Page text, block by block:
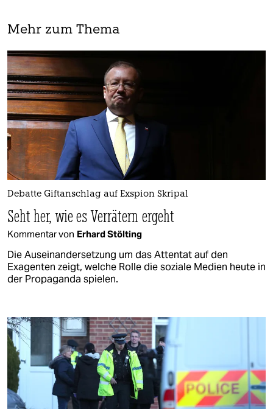
Mehr zum Thema
Debatte Giftanschlag auf Exspion Skripal
Seht her, wie es Verrätern ergeht
Kommentar von Erhard Stölting
Die Auseinandersetzung um das Attentat auf den
Exagenten zeigt, welche Rolle die soziale Medien heute in
der Propaganda spielen.